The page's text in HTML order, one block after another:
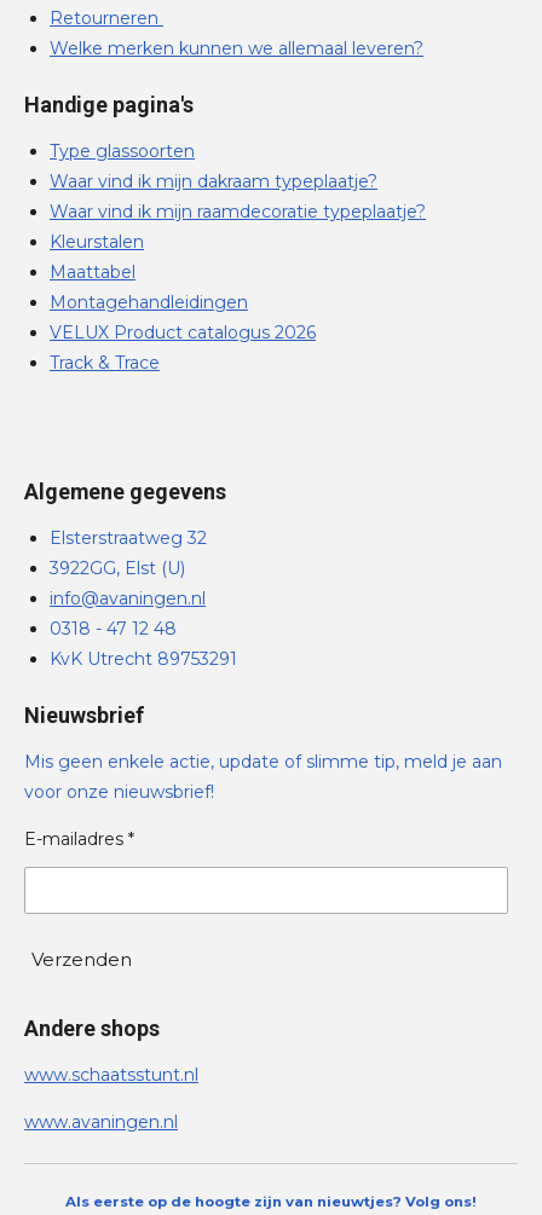
Retourneren
Welke merken kunnen we allemaal leveren?
Handige pagina's
Type glassoorten
Waar vind ik mijn dakraam typeplaatje?
Waar vind ik mijn raamdecoratie typeplaatje?
Kleurstalen
Maattabel
Montagehandleidingen
VELUX Product catalogus 2026
Track & Trace
Algemene gegevens
Elsterstraatweg 32
3922GG, Elst (U)
info@avaningen.nl
0318 - 47 12 48
KvK Utrecht 89753291
Nieuwsbrief
Mis geen enkele actie, update of slimme tip, meld je aan
voor onze nieuwsbrief!
E-mailadres *
Verzenden
Andere shops
www.schaatsstunt.nl
www.avaningen.nl
Als eerste op de hoogte zijn van nieuwtjes? Volg ons!